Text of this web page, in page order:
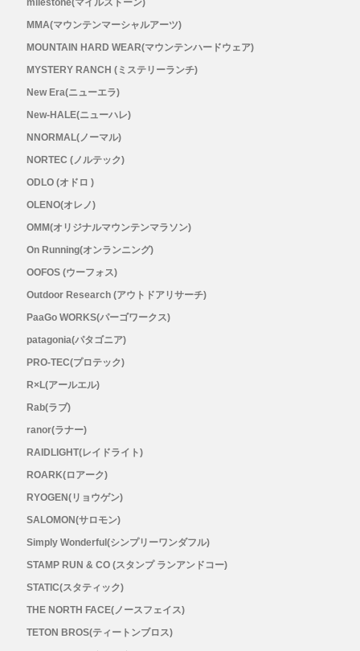
milestone(マイルストーン)
MMA(マウンテンマーシャルアーツ)
MOUNTAIN HARD WEAR(マウンテンハードウェア)
MYSTERY RANCH (ミステリーランチ)
New Era(ニューエラ)
New-HALE(ニューハレ)
NNORMAL(ノーマル)
NORTEC (ノルテック)
ODLO (オドロ )
OLENO(オレノ)
OMM(オリジナルマウンテンマラソン)
On Running(オンランニング)
OOFOS (ウーフォス)
Outdoor Research (アウトドアリサーチ)
PaaGo WORKS(パーゴワークス)
patagonia(パタゴニア)
PRO-TEC(プロテック)
R×L(アールエル)
Rab(ラブ)
ranor(ラナー)
RAIDLIGHT(レイドライト)
ROARK(ロアーク)
RYOGEN(リョウゲン)
SALOMON(サロモン)
Simply Wonderful(シンプリーワンダフル)
STAMP RUN & CO (スタンプ ランアンドコー)
STATIC(スタティック)
THE NORTH FACE(ノースフェイス)
TETON BROS(ティートンブロス)